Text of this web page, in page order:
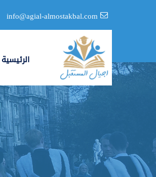
info@agial-almostakbal.com
الرئيسية